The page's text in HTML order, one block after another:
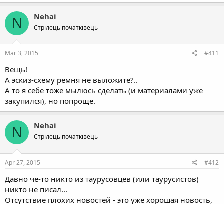
N Nehai
Стрілець початківець
Mar 3, 2015 #411
Вещь!
А эскиз-схему ремня не выложите?..
А то я себе тоже мылюсь сделать (и материалами уже
закупился), но попроще.
N Nehai
Стрілець початківець
Apr 27, 2015 #412
Давно че-то никто из таурусовцев (или таурусистов)
никто не писал...
Отсутствие плохих новостей - это уже хорошая новость,